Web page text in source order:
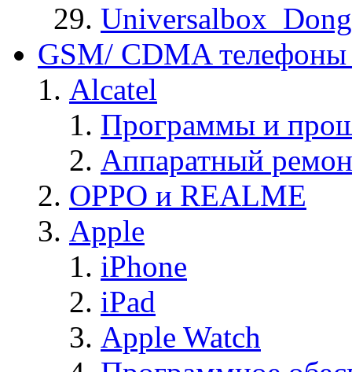
GSM/ CDMA
Alcatel
Программы и
Аппаратный
OPPO и REALME
Apple
iPhone
iPad
Apple Watch